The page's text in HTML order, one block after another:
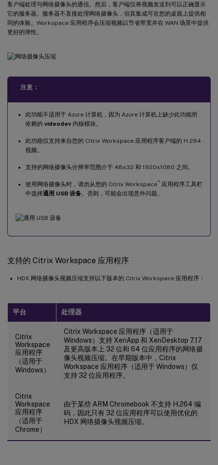
客户端处理与网络摄像头的通信。然后，客户端仅将视频发送到可以正确显示
它的服务器。服务器不直接处理网络摄像头，但其集成可在您的桌面上提供相
同的体验。Workspace 应用程序会压缩视频以节省带宽并在 WAN 场景中提供
更好的弹性。
注意：
此功能不适用于 Azure 计算机，因为 Azure 计算机上缺少此功能所
依赖的 videodev 内核模块。
此功能仅支持来自您的 Citrix Workspace 应用程序客户端的 H.264
视频。
支持的网络摄像头分辨率范围介于 48x32 和 1920x1080 之间。
使用网络摄像头时，请勿从您的 Citrix Workspace™
应用程序工具栏
中选择通用 USB 设备。否则，可能会出现意外问题。
支持的 Citrix Workspace 应用程序
HDX 网络摄像头视频压缩支持以下版本的 Citrix Workspace 应用程序：
平台 处理器
Citrix
Workspace
应用程序
（适用于
Windows）
Citrix Workspace 应用程序（适用于
Windows）支持 XenApp 和 XenDesktop 7.17
及更高版本上 32 位和 64 位应用程序的网络摄
像头视频压缩。在早期版本中，Citrix
Workspace 应用程序（适用于 Windows）仅
支持 32 位应用程序。
Citrix
Workspace
应用程序
（适用于
Chrome）
由于某些 ARM Chromebook 不支持 H.264 编
码，因此只有 32 位应用程序可以使用优化的
HDX 网络摄像头视频压缩。